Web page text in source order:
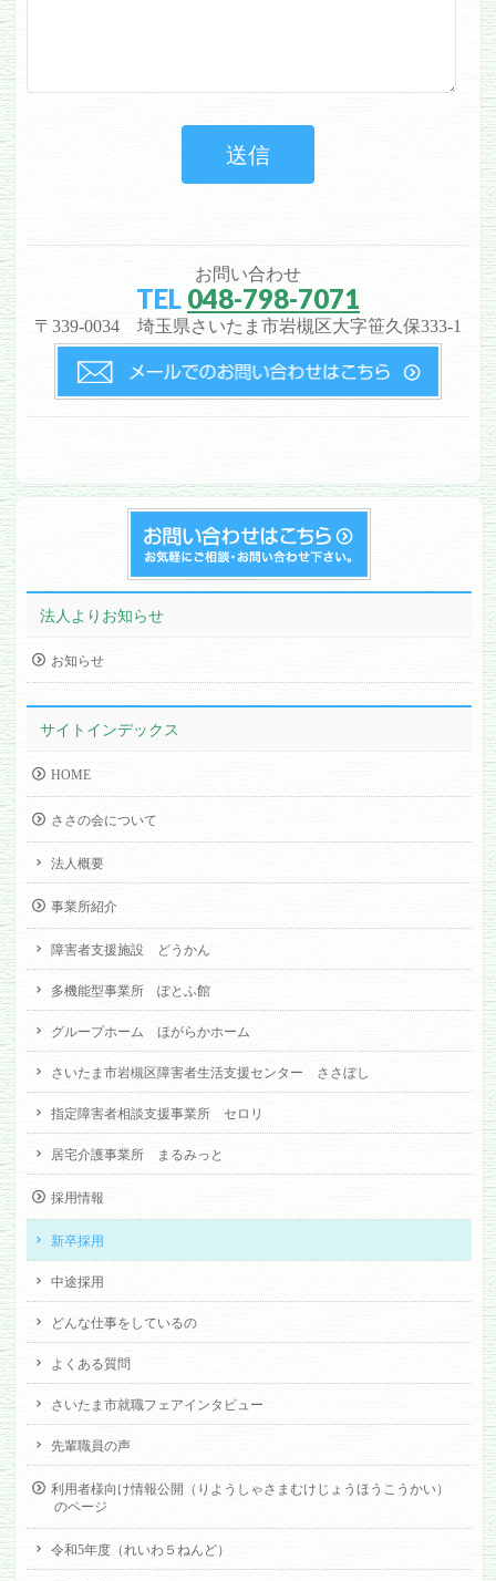
お問い合わせ
TEL 048-798-7071
〒339-0034 埼玉県さいたま市岩槻区大字笹久保333-1
法人よりお知らせ
お知らせ
サイトインデックス
HOME
ささの会について
法人概要
事業所紹介
障害者支援施設 どうかん
多機能型事業所 ぽとふ館
グループホーム ほがらかホーム
さいたま市岩槻区障害者生活支援センター ささぼし
指定障害者相談支援事業所 セロリ
居宅介護事業所 まるみっと
採用情報
新卒採用
中途採用
どんな仕事をしているの
よくある質問
さいたま市就職フェアインタビュー
先輩職員の声
利用者様向け情報公開（りようしゃさまむけじょうほうこうかい）
のページ
令和5年度（れいわ５ねんど）